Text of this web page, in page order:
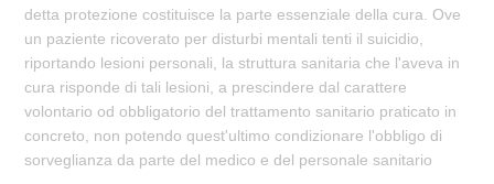
detta protezione costituisce la parte essenziale della cura. Ove
un paziente ricoverato per disturbi mentali tenti il suicidio,
riportando lesioni personali, la struttura sanitaria che l'aveva in
cura risponde di tali lesioni, a prescindere dal carattere
volontario od obbligatorio del trattamento sanitario praticato in
concreto, non potendo quest'ultimo condizionare l'obbligo di
sorveglianza da parte del medico e del personale sanitario